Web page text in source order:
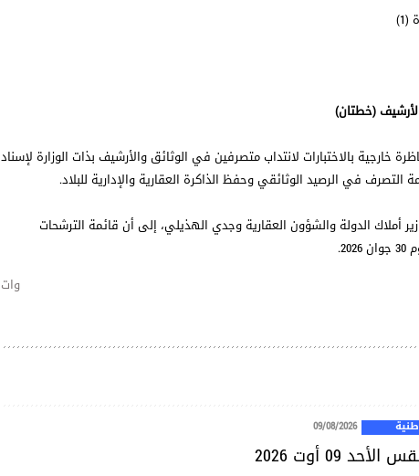
(خطتان)
خارجية بالاختبارات لانتداب متصرفين في الوثائق والأرشيف بذات الوزارة لإسناد
أملاك الدولة والشؤون العقارية وجدي الهذيلي، إلى أن قائمة الترشحات
وات
09/08/2026
09 أوت 2026